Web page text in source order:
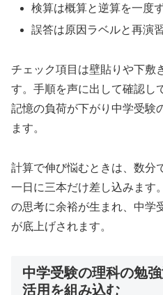
検算は概算と逆算を一度
誤答は原因ラベルと再演
チェック項目は壁貼りや下敷
す。手順を声に出して確認し
記憶の負荷が下がり中学受験
ます。
計算で伸び悩むときは、数分
一日に三本だけ差し込みます
の思考に余裕が生まれ、中学
が底上げされます。
中学受験の理科の勉
活用を組み込む